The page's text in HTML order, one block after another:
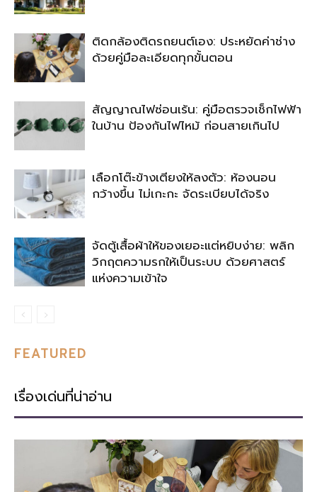
ติดกล้องติดรถยนต์เอง: ประหยัดค่าช่าง
ด้วยคู่มือละเอียดทุกขั้นตอน
สัญญาณไฟซ่อนเร้น: คู่มือตรวจเช็กไฟฟ้า
ในบ้าน ป้องกันไฟไหม้ ก่อนสายเกินไป
เลือกโต๊ะข้างเตียงให้ลงตัว: ห้องนอน
กว้างขึ้น ไม่เกะกะ จัดระเบียบได้จริง
จัดตู้เสื้อผ้าให้ของเยอะแต่หยิบง่าย: พลิก
วิกฤตความรกให้เป็นระบบ ด้วยศาสตร์
แห่งความเข้าใจ
FEATURED
เรื่องเด่นที่น่าอ่าน